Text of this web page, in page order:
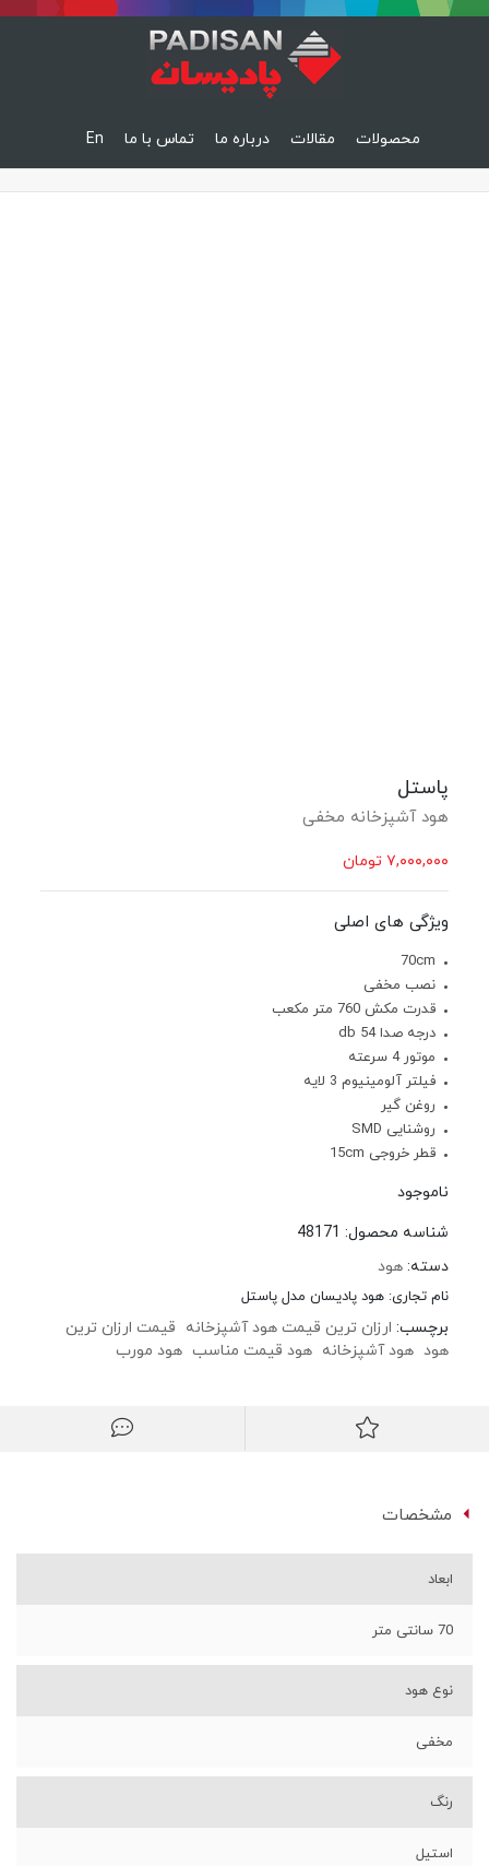
محصولات مقالات درباره ما تماس با ما En
پاستل
هود آشپزخانه مخفی
۷,۰۰۰,۰۰۰ تومان
ویژگی های اصلی
70cm
نصب مخفی
قدرت مکش 760 متر مکعب
درجه صدا 54 db
موتور 4 سرعته
فیلتر آلومینیوم 3 لایه
روغن گیر
روشنایی SMD
قطر خروجی 15cm
ناموجود
شناسه محصول: 48171
دسته: هود
نام تجاری: هود پادیسان مدل پاستل
برچسب: ارزان ترین قیمت هود آشپزخانه قیمت ارزان ترین
هود هود آشپزخانه هود قیمت مناسب هود مورب
مشخصات
ابعاد
70 سانتی متر
نوع هود
مخفی
رنگ
استیل